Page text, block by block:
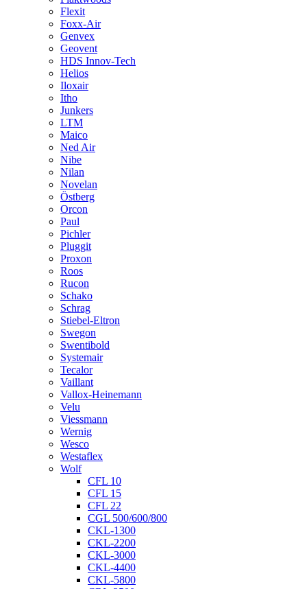
Flexit
Foxx-Air
Genvex
Geovent
HDS Innov-Tech
Helios
Iloxair
Itho
Junkers
LTM
Maico
Ned Air
Nibe
Nilan
Novelan
Östberg
Orcon
Paul
Pichler
Pluggit
Proxon
Roos
Rucon
Schako
Schrag
Stiebel-Eltron
Swegon
Swentibold
Systemair
Tecalor
Vaillant
Vallox-Heinemann
Velu
Viessmann
Wernig
Wesco
Westaflex
Wolf
CFL 10
CFL 15
CFL 22
CGL 500/600/800
CKL-1300
CKL-2200
CKL-3000
CKL-4400
CKL-5800